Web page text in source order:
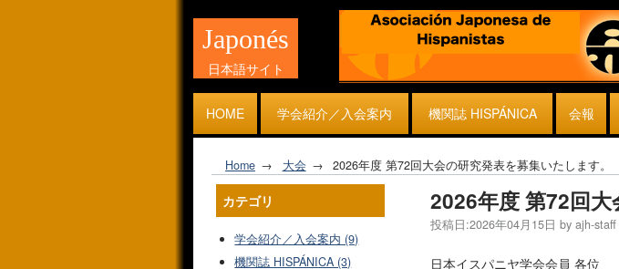
Japonés
日本語サイト
HOME 学会紹介／入会案内 機関誌 HISPÁNICA 会報
Home 大会 2026年度 第72回大会の研究発表を募集いたします。
2026年度 第72回大
投稿日:2026年04月15日 by ajh-staff
日本イスパニヤ学会会員 各位
カテゴリ
学会紹介／入会案内 (9)
機関誌 HISPÁNICA (3)